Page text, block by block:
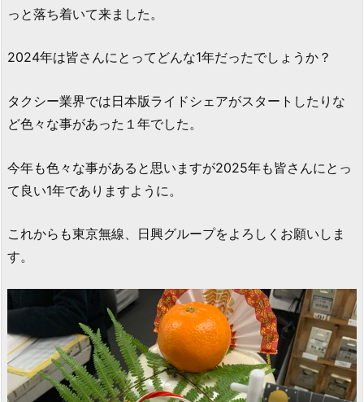
っと落ち着いて来ました。
2024年は皆さんにとってどんな1年だったでしょうか？
タクシー業界では日本版ライドシェアがスタートしたりな
ど色々な事があった１年でした。
今年も色々な事があると思いますが2025年も皆さんにとっ
て良い1年でありますように。
これからも東京無線、日興グループをよろしくお願いしま
す。